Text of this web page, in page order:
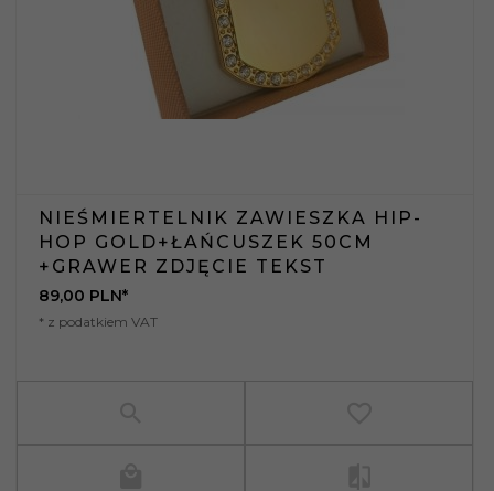
NIEŚMIERTELNIK ZAWIESZKA HIP-
HOP GOLD+ŁAŃCUSZEK 50CM
+GRAWER ZDJĘCIE TEKST
89,00 PLN*
* z podatkiem VAT